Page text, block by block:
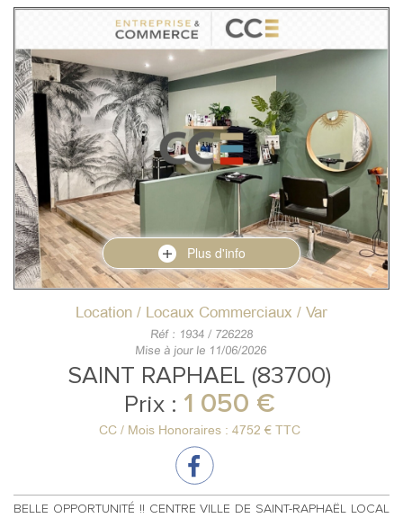
Plus d'info
Location / Locaux Commerciaux / Var
Réf : 1934 / 726228
Mise à jour le 11/06/2026
SAINT RAPHAEL (83700)
Prix : 1 050 €
CC / Mois Honoraires : 4752 € TTC
BELLE OPPORTUNITÉ !! CENTRE VILLE DE SAINT-RAPHAËL LOCAL